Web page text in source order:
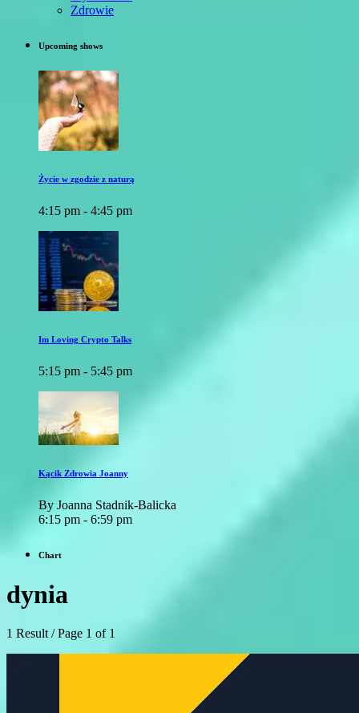
Zdrowie
Upcoming shows
Życie w zgodzie z naturą
4:15 pm - 4:45 pm
Im Loving Crypto Talks
5:15 pm - 5:45 pm
Kącik Zdrowia Joanny
By Joanna Stadnik-Balicka
6:15 pm - 6:59 pm
Chart
dynia
1 Result / Page 1 of 1